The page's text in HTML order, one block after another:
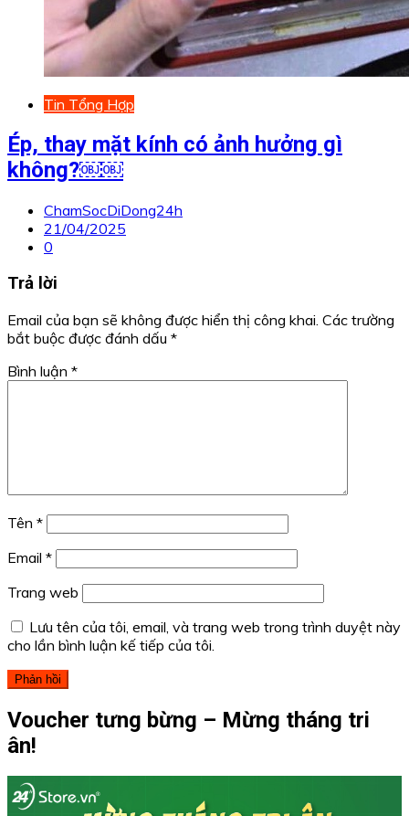
Tin Tổng Hợp
Ép, thay mặt kính có ảnh hưởng gì
không?￼￼
ChamSocDiDong24h
21/04/2025
0
Trả lời
Email của bạn sẽ không được hiển thị công khai. Các trường
bắt buộc được đánh dấu *
Bình luận *
Tên *
Email *
Trang web
Lưu tên của tôi, email, và trang web trong trình duyệt này
cho lần bình luận kế tiếp của tôi.
Voucher tưng bừng – Mừng tháng tri
ân!